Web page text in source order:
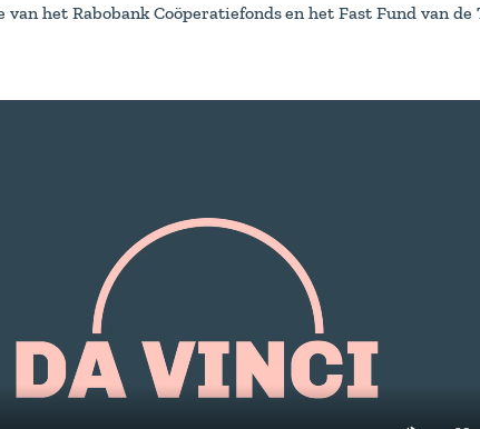
het Rabobank Coöperatiefonds en het Fast Fund van de